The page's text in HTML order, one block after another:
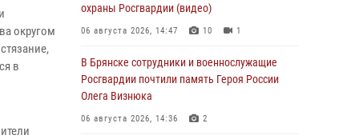
округом
в
охраны Росгвардии (видео)
06 августа 2026, 14:47 10 1
В Брянске сотрудники и военнослужащие
Росгвардии почтили память Героя России
Олега Визнюка
06 августа 2026, 14:36 2